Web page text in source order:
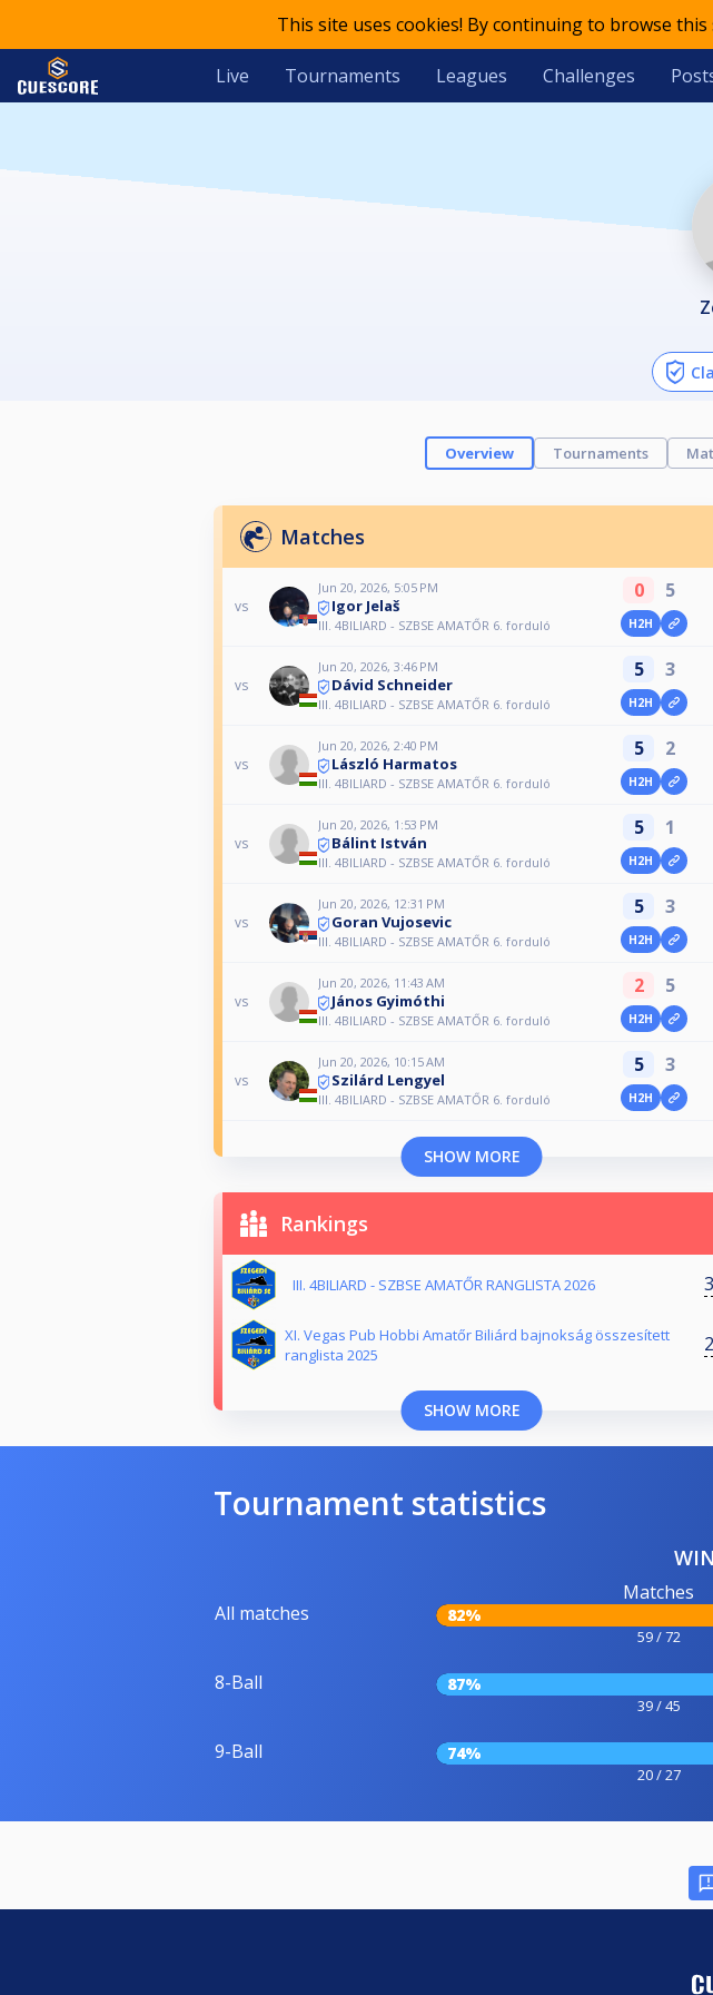
This site uses cookies! By continuing to browse
Live Tournaments Leagues Challenges
Overview Tournaments
Matches
vs
Jun 20, 2026, 5:05 PM
Igor Jelaš
III. 4BILIARD - SZBSE AMATŐR 6. forduló
0 5
H2H
vs
Jun 20, 2026, 3:46 PM
Dávid Schneider
III. 4BILIARD - SZBSE AMATŐR 6. forduló
5 3
H2H
vs
Jun 20, 2026, 2:40 PM
László Harmatos
III. 4BILIARD - SZBSE AMATŐR 6. forduló
5 2
H2H
vs
Jun 20, 2026, 1:53 PM
Bálint István
III. 4BILIARD - SZBSE AMATŐR 6. forduló
5 1
H2H
vs
Jun 20, 2026, 12:31 PM
Goran Vujosevic
III. 4BILIARD - SZBSE AMATŐR 6. forduló
5 3
H2H
vs
Jun 20, 2026, 11:43 AM
János Gyimóthi
III. 4BILIARD - SZBSE AMATŐR 6. forduló
2 5
H2H
vs
Jun 20, 2026, 10:15 AM
Szilárd Lengyel
III. 4BILIARD - SZBSE AMATŐR 6. forduló
5 3
H2H
SHOW MORE
Rankings
III. 4BILIARD - SZBSE AMATŐR RANGLISTA 2026 3
XI. Vegas Pub Hobbi Amatőr Biliárd bajnokság összesített
ranglista 2025
2
SHOW MORE
Tournament statistics
All matches
Matches
82%
59 / 72
8-Ball 87%
39 / 45
9-Ball 74%
20 / 27